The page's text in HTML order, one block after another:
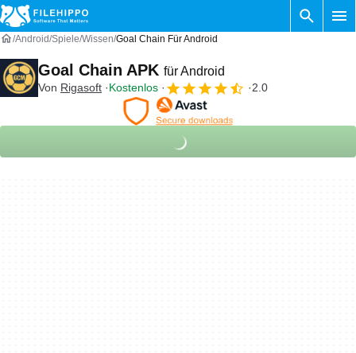
Android Spiele Wissen Goal Chain Für Android
Goal Chain APK für Android
Von Rigasoft Kostenlos 2.0